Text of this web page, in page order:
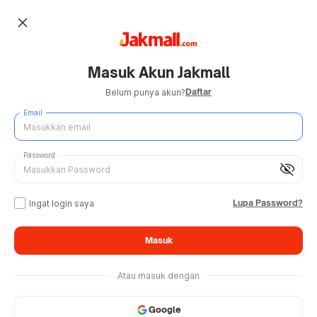
close
Masuk Akun Jakmall
Belum punya akun?Daftar
Email
visibility_off
Password
Ingat login saya Lupa Password?
Masuk
Atau masuk dengan
Google